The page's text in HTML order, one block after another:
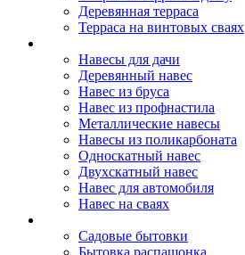
Деревянная терраса
Терраса на винтовых сваях
Навесы для дачи
Деревянный навес
Навес из бруса
Навес из профнастила
Металлические навесы
Навесы из поликарбоната
Односкатный навес
Двухскатный навес
Навес для автомобиля
Навес на сваях
Садовые бытовки
Бытовка распашонка